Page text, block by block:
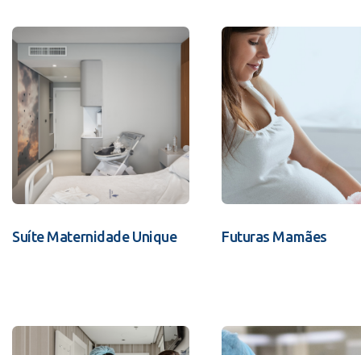
Suíte Maternidade Unique Futuras Mamães